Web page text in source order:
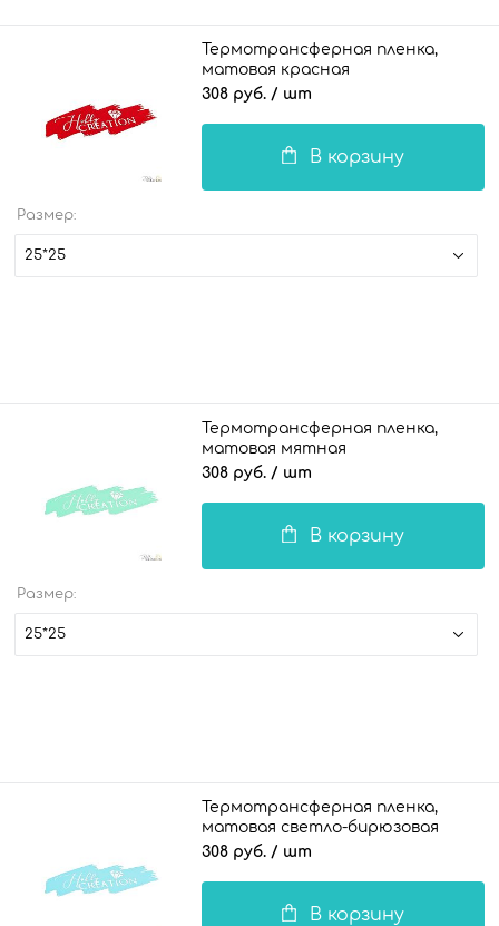
Термотрансферная пленка,
матовая красная
308 руб. / шт
В корзину
Размер:
25*25
Термотрансферная пленка,
матовая мятная
308 руб. / шт
В корзину
Размер:
25*25
Термотрансферная пленка,
матовая светло-бирюзовая
308 руб. / шт
В корзину